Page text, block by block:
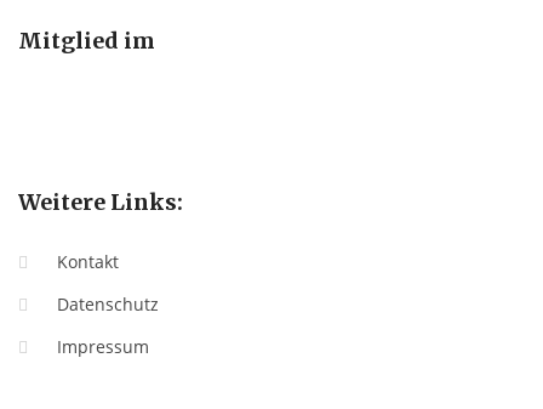
Mitglied im
Weitere Links:
Kontakt
Datenschutz
Impressum